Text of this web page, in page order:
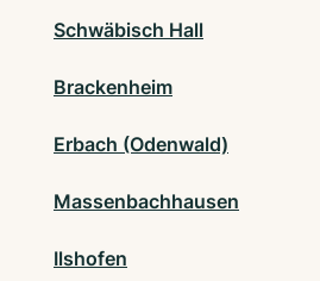
Schwäbisch Hall
Brackenheim
Erbach (Odenwald)
Massenbachhausen
Ilshofen